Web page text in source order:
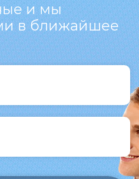
и мы
в ближайшее